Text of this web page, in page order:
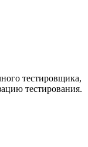
тестировщика,
тестирования.